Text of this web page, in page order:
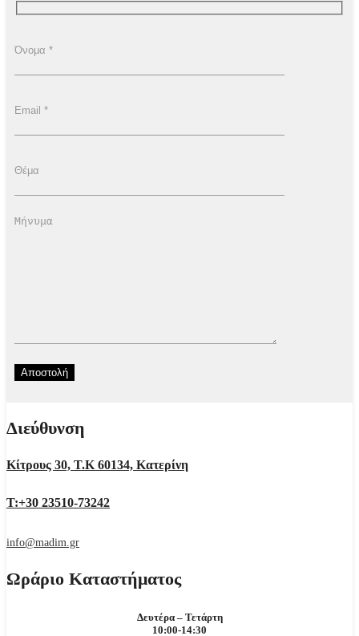
Διεύθυνση
Κίτρους 30, Τ.Κ 60134, Κατερίνη
Τ:+30 23510-73242
info@madim.gr
Ωράριο Καταστήματος
Δευτέρα – Τετάρτη
10:00-14:30